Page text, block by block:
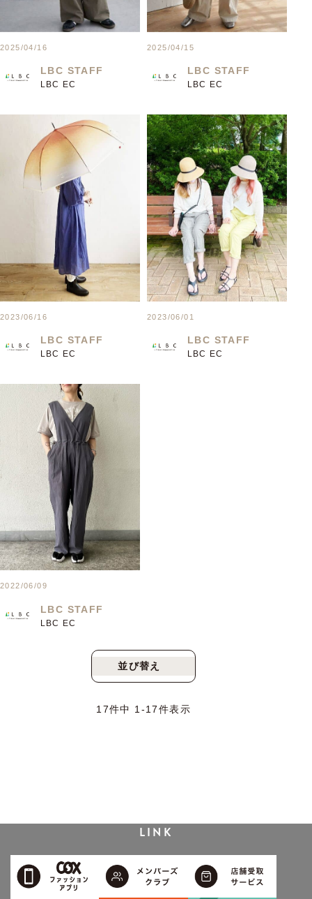
2025/04/16
LBC STAFF
LBC EC
2025/04/15
LBC STAFF
LBC EC
2023/06/16
LBC STAFF
LBC EC
2023/06/01
LBC STAFF
LBC EC
2022/06/09
LBC STAFF
LBC EC
並び替え
17件中 1-17件表示
LINK